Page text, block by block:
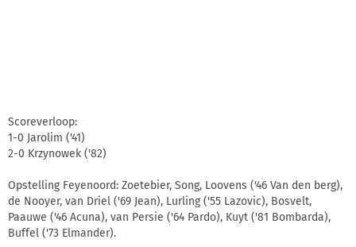
Scoreverloop:
1-0 Jarolim ('41)
2-0 Krzynowek ('82)
Opstelling Feyenoord: Zoetebier, Song, Loovens ('46 Van den berg),
de Nooyer, van Driel ('69 Jean), Lurling ('55 Lazovic), Bosvelt,
Paauwe ('46 Acuna), van Persie ('64 Pardo), Kuyt ('81 Bombarda),
Buffel ('73 Elmander).